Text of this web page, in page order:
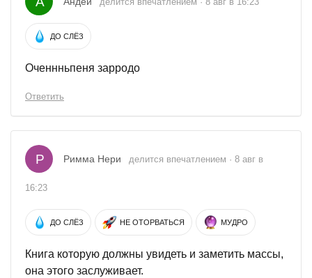
ДО СЛЁЗ
Оченнньпеня зарродо
Ответить
Р Римма Нери делится впечатлением · 8 авг в
16:23
ДО СЛЁЗ НЕ ОТОРВАТЬСЯ МУДРО
Книга которую должны увидеть и заметить массы,
она этого заслуживает.